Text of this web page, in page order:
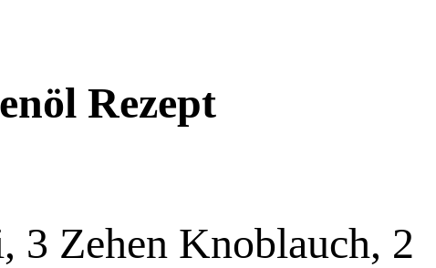
Rezept
3 Zehen Knoblauch, 2